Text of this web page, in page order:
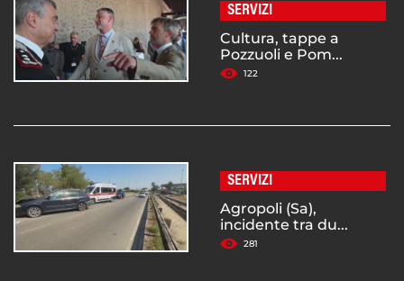
SERVIZI
Cultura, tappe a
Pozzuoli e Pom...
122
SERVIZI
Agropoli (Sa),
incidente tra du...
281